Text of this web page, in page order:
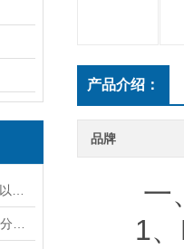
产品介绍：
品牌
一、
1、